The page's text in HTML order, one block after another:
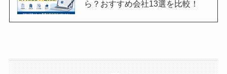
ら？おすすめ会社13選を比較！